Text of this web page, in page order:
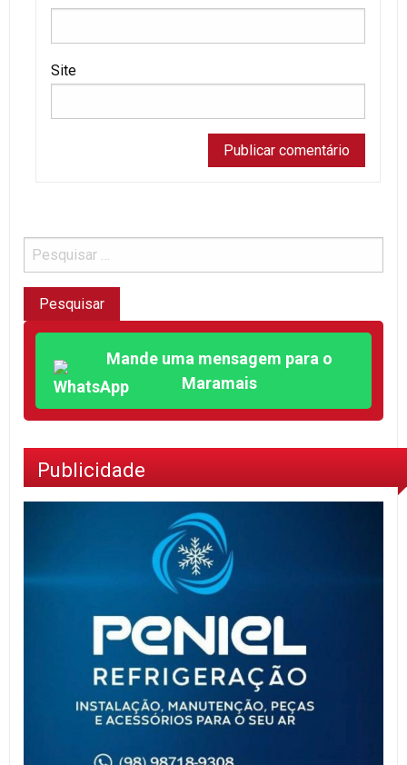
Site
Mande uma mensagem para o
Maramais
Publicidade